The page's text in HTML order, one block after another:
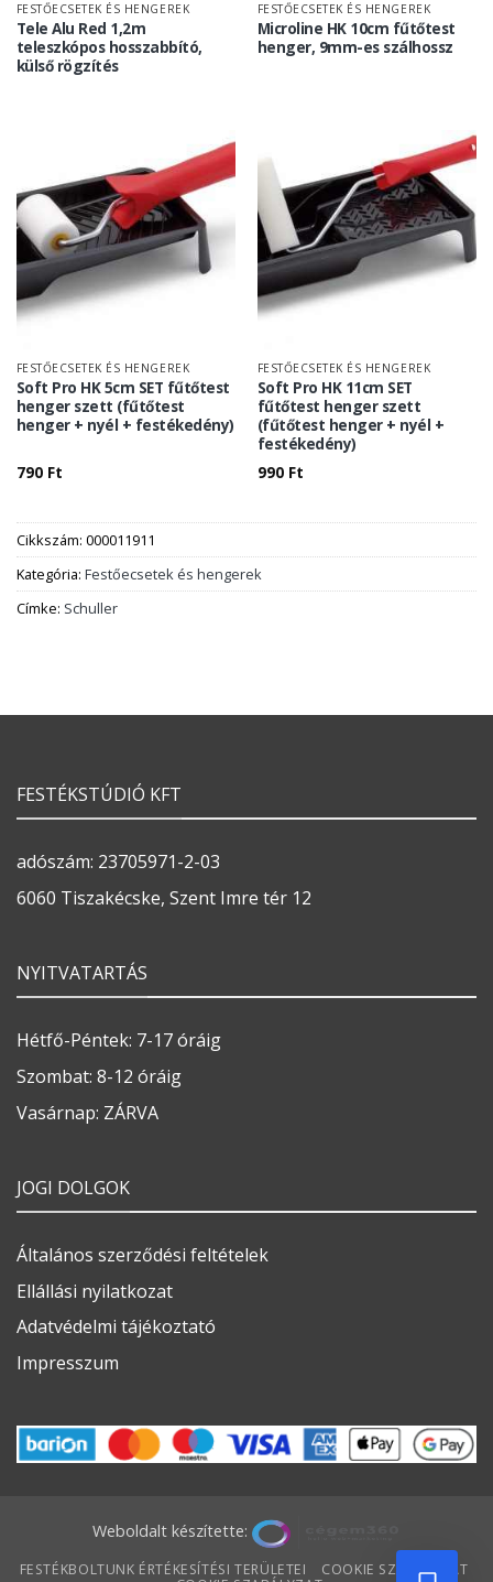
FESTŐECSETEK ÉS HENGEREK
Tele Alu Red 1,2m
teleszkópos hosszabbító,
külső rögzítés
FESTŐECSETEK ÉS HENGEREK
Microline HK 10cm fűtőtest
henger, 9mm-es szálhossz
FESTŐECSETEK ÉS HENGEREK
Soft Pro HK 5cm SET fűtőtest
henger szett (fűtőtest
henger + nyél + festékedény)
790 Ft
FESTŐECSETEK ÉS HENGEREK
Soft Pro HK 11cm SET
fűtőtest henger szett
(fűtőtest henger + nyél +
festékedény)
990 Ft
Cikkszám: 000011911
Kategória: Festőecsetek és hengerek
Címke: Schuller
FESTÉKSTÚDIÓ KFT
adószám: 23705971-2-03
6060 Tiszakécske, Szent Imre tér 12
NYITVATARTÁS
Hétfő-Péntek: 7-17 óráig
Szombat: 8-12 óráig
Vasárnap: ZÁRVA
JOGI DOLGOK
Általános szerződési feltételek
Ellállási nyilatkozat
Adatvédelmi tájékoztató
Impresszum
Weboldalt készítette:
FESTÉKBOLTUNK ÉRTÉKESÍTÉSI TERÜLETEI
COOKIE SZABÁLYZAT